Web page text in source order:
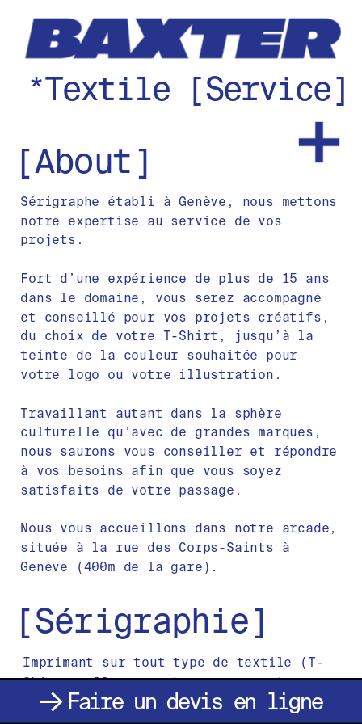
[About]
Sérigraphe établi à Genève, nous mettons
notre expertise au service de vos
projets.
Fort d’une expérience de plus de 15 ans
dans le domaine, vous serez accompagné
et conseillé pour vos projets créatifs,
du choix de votre T-Shirt, jusqu’à la
teinte de la couleur souhaitée pour
votre logo ou votre illustration.
Travaillant autant dans la sphère
culturelle qu’avec de grandes marques,
nous saurons vous conseiller et répondre
à vos besoins afin que vous soyez
satisfaits de votre passage.
Nous vous accueillons dans notre arcade,
située à la rue des Corps-Saints à
Genève (400m de la gare).
[Sérigraphie]
Imprimant sur tout type de textile (T-
Shirt, pulls, tote-bag et autres), nous
travaillons avec un large choix de
*Textile [Service]
↓ Faire un devis en ligne